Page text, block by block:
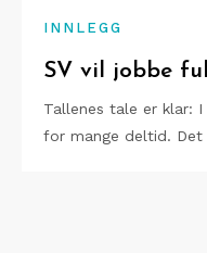
INNLEGG
SV vil jobbe
Tallenes tale er klar:
for mange deltid. Det